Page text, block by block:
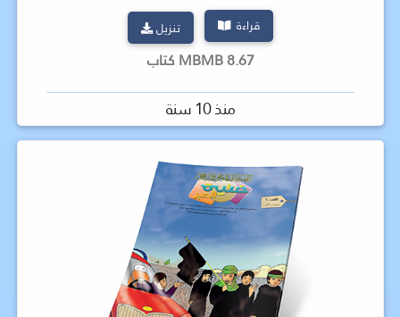
قراءة تنزيل
8.67 MBMB كتاب
منذ 10 سنة